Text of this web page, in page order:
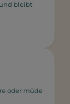
bleibt
oder müde